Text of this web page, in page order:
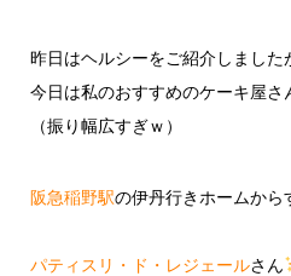
昨日はヘルシーをご紹介しました
今日は私のおすすめのケーキ屋さ
（振り幅広すぎｗ）
阪急稲野駅の伊丹行きホームから
パティスリ・ド・レジェールさん